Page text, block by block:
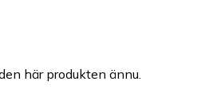
här produkten ännu.